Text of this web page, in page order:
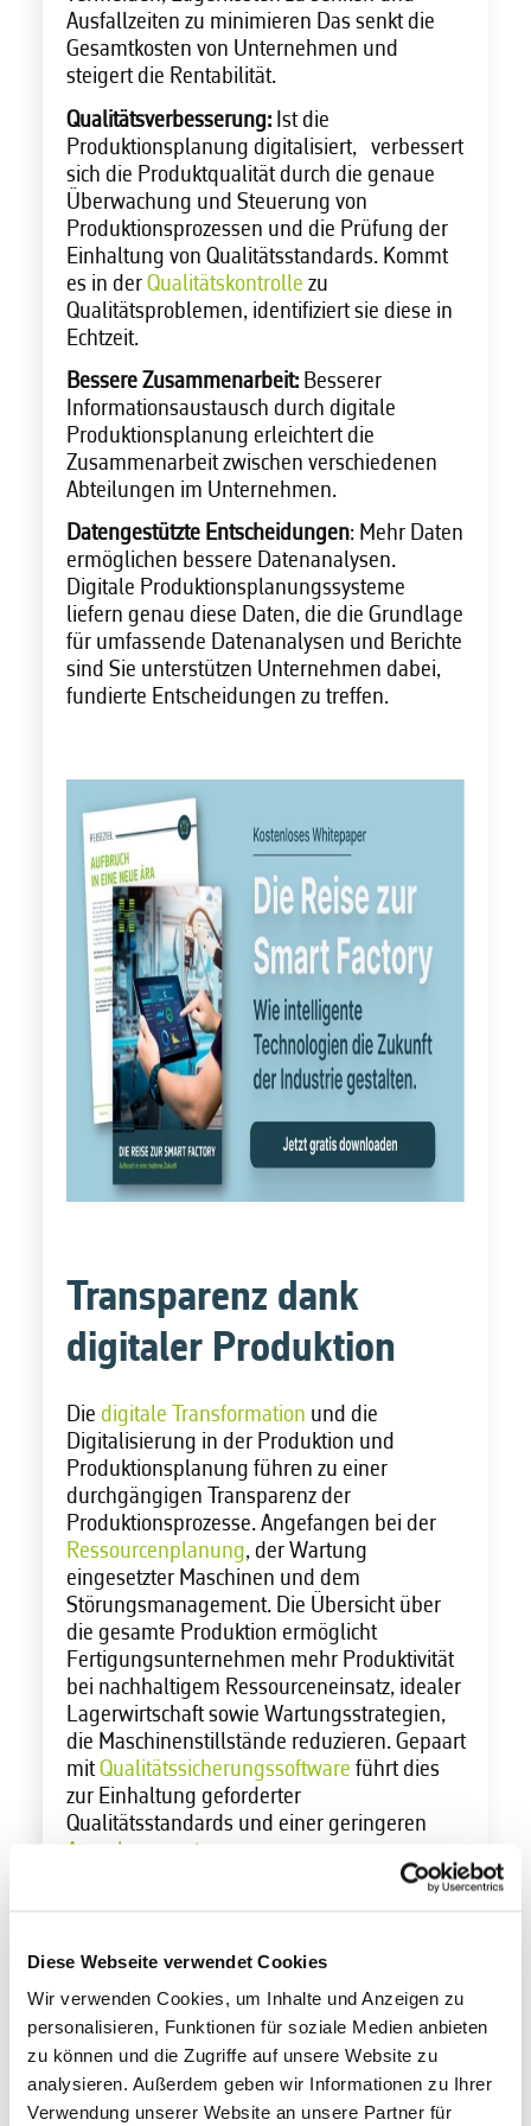
Diese Webseite verwendet Cookies
Wir verwenden Cookies, um Inhalte und Anzeigen zu
personalisieren, Funktionen für soziale Medien anbieten
zu können und die Zugriffe auf unsere Website zu
analysieren. Außerdem geben wir Informationen zu Ihrer
Verwendung unserer Website an unsere Partner für
Ausfallzeiten zu minimieren Das senkt die
Gesamtkosten von Unternehmen und
steigert die Rentabilität.
Qualitätsverbesserung: Ist die
Produktionsplanung digitalisiert, verbessert
sich die Produktqualität durch die genaue
Überwachung und Steuerung von
Produktionsprozessen und die Prüfung der
Einhaltung von Qualitätsstandards. Kommt
es in der Qualitätskontrolle zu
Qualitätsproblemen, identifiziert sie diese in
Echtzeit.
Bessere Zusammenarbeit: Besserer
Informationsaustausch durch digitale
Produktionsplanung erleichtert die
Zusammenarbeit zwischen verschiedenen
Abteilungen im Unternehmen.
Datengestützte Entscheidungen: Mehr Daten
ermöglichen bessere Datenanalysen.
Digitale Produktionsplanungssysteme
liefern genau diese Daten, die die Grundlage
für umfassende Datenanalysen und Berichte
sind Sie unterstützen Unternehmen dabei,
fundierte Entscheidungen zu treffen.
Transparenz dank
digitaler Produktion
Die digitale Transformation und die
Digitalisierung in der Produktion und
Produktionsplanung führen zu einer
durchgängigen Transparenz der
Produktionsprozesse. Angefangen bei der
Ressourcenplanung, der Wartung
eingesetzter Maschinen und dem
Störungsmanagement. Die Übersicht über
die gesamte Produktion ermöglicht
Fertigungsunternehmen mehr Produktivität
bei nachhaltigem Ressourceneinsatz, idealer
Lagerwirtschaft sowie Wartungsstrategien,
die Maschinenstillstände reduzieren. Gepaart
mitQualitätssicherungssoftware führt dies
zur Einhaltung geforderter
Qualitätsstandards und einer geringeren
Ausschussquote
Lebenszyklen für
Betriebsmittel
Die Digitalisierung der Produktionsplanung